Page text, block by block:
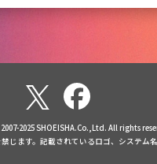
2025 SHOEISHA.Co.,Ltd. All rights
ます。記載されているロゴ、システム